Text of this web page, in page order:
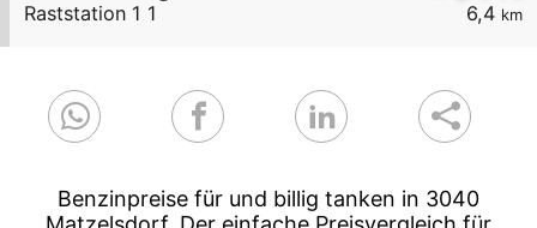
6,4 km
Raststation 1 1
Benzinpreise für und billig tanken in 3040